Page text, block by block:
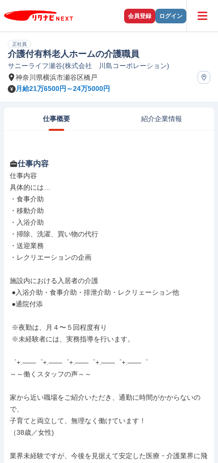
会員登録 ログイン
正社員
介護付有料老人ホームの介護職員
サニーライフ瀬谷(株式会社 川島コーポレーション)
神奈川県横浜市瀬谷区橋戸
月給21万6500円～24万5000円
仕事概要 紹介企業情報
仕事内容
仕事内容
具体的には…
・食事介助
・移動介助
・入浴介助
・掃除、洗濯、買い物の代行
・送迎業務
・レクリエーションの企画
施設内における入居者の介護
゜+.――゜+.――゜+.――゜+.――゜+.――゜
～～働くスタッフの声～～
家から近い職場をご紹介いただき、通勤に時間がかからないの
で、
子育てと両立して、無理なく働けています！
（38歳／女性)
業界未経験ですが、今後を見据えて安定した医療・介護業界に飛